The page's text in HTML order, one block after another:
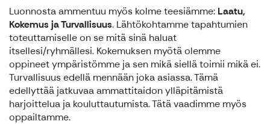
Luonnosta ammentuu myös kolme teesiämme: Laatu,
Kokemus ja Turvallisuus. Lähtökohtamme tapahtumien
toteuttamiselle on se mitä sinä haluat
itsellesi/ryhmällesi. Kokemuksen myötä olemme
oppineet ympäristömme ja sen mikä siellä toimii mikä ei.
Turvallisuus edellä mennään joka asiassa. Tämä
edellyttää jatkuvaa ammattitaidon ylläpitämistä
harjoittelua ja kouluttautumista. Tätä vaadimme myös
oppailtamme.